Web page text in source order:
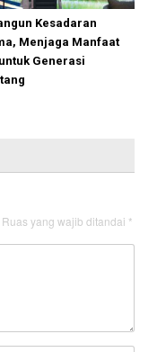
Kesadaran
Menjaga Manfaat
Generasi
Ruas yang wajib ditandai *